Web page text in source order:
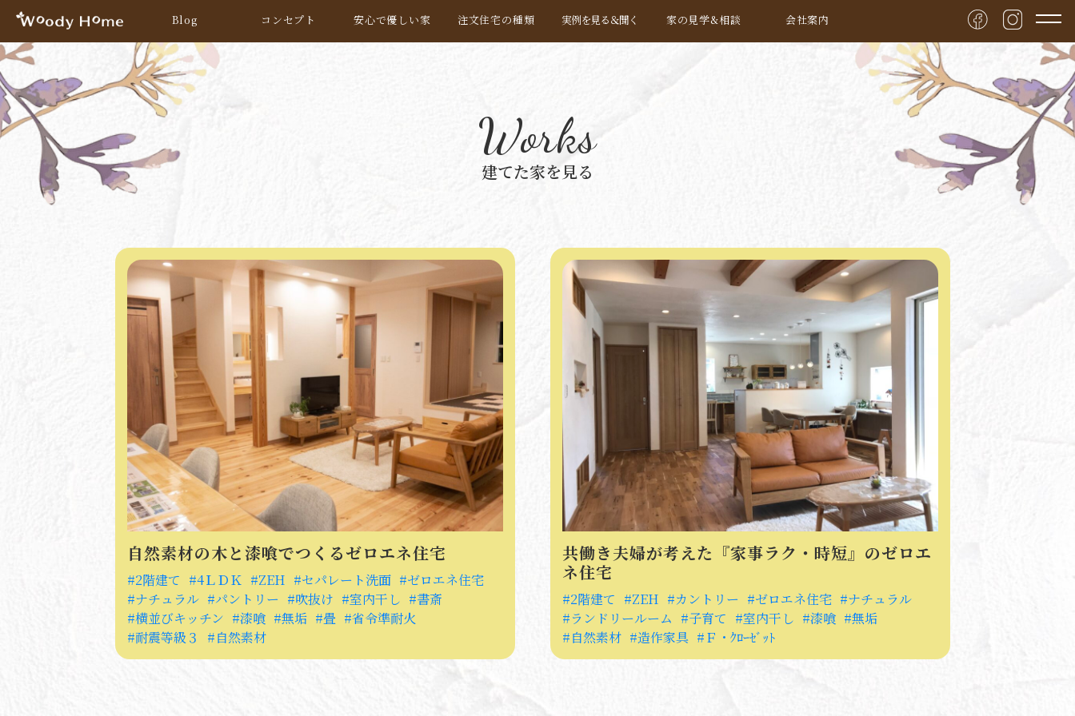
Blog コンセプト 安心で優しい家 注文住宅の種類 実例を見る＆聞く 家の見学&相談 会社案内
Works
建てた家を見る
自然素材の木と漆喰でつくるゼロエネ住宅
2階建て 4ＬＤＫ ZEH セパレート洗面
ゼロエネ住宅
ナチュラル
パントリー 吹抜け 室内干し
書斎
横並びキッチン
漆喰 無垢 畳
省令準耐火
耐震等級３
自然素材
共働き夫婦が考えた『家事ラク・時短』のゼロエ
ネ住宅
2階建て ZEH カントリー ゼロエネ住宅
ナチュラル
ランドリールーム
子育て 室内干し 漆喰
無垢
自然素材
造作家具 Ｆ・ｸﾛｰｾﾞｯﾄ